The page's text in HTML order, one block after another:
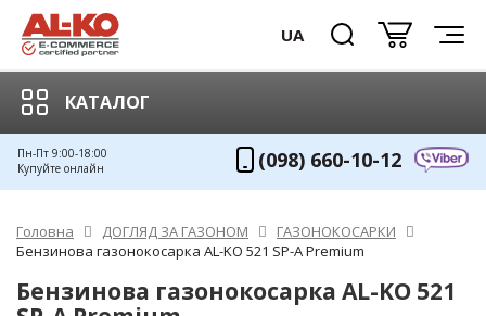
UA
КАТАЛОГ
Пн-Пт 9:00-18:00
Купуйте онлайн
(098) 660-10-12
Головна ДОГЛЯД ЗА ГАЗОНОМ
ГАЗОНОКОСАРКИ
Бензинова газонокосарка AL-KO 521 SP-A Premium
Бензинова газонокосарка AL-KO 521